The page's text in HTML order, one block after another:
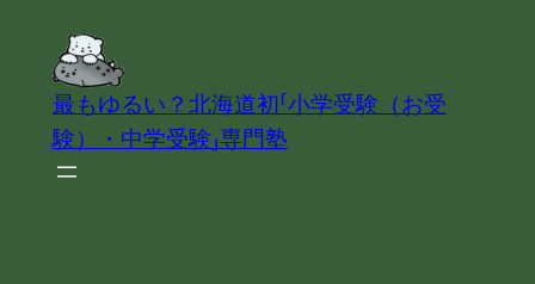
最もゆるい？北海道初「小学受験（お受
験）・中学受験」専門塾